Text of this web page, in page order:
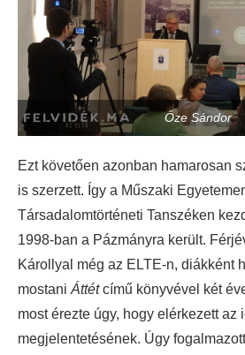
Őze Sándor
Ezt követően azonban hamarosan
is szerzett. Így a Műszaki
Társadalomtörténeti Tanszéken
1998-ban a Pázmányra került.
Károllyal még az ELTE-n, diákként
mostani Áttétcímű könyvével két
most érezte úgy, hogy elérkezett az
megjelentetésének. Úgy